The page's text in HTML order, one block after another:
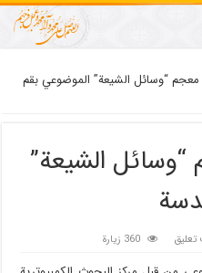
معجم “وسائل الشيعة” الموضوعي بقم
الشيعة”
360 زيارة